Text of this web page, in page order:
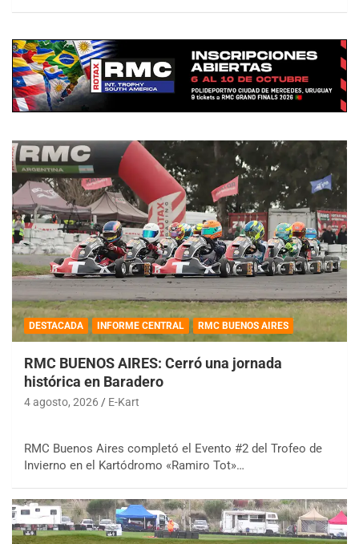
DESTACADA INFORME CENTRAL RMC BUENOS AIRES
RMC BUENOS AIRES: Cerró una jornada
histórica en Baradero
4 agosto, 2026 E-Kart
RMC Buenos Aires completó el Evento #2 del Trofeo de
Invierno en el Kartódromo «Ramiro Tot»…